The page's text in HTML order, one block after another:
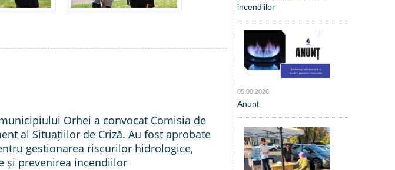
Orhei a convocat Comisia de
al Situațiilor de Criză. Au fost aprobate
gestionarea riscurilor hidrologice,
și prevenirea incendiilor
incendiilor
05.08.2026
Anunț